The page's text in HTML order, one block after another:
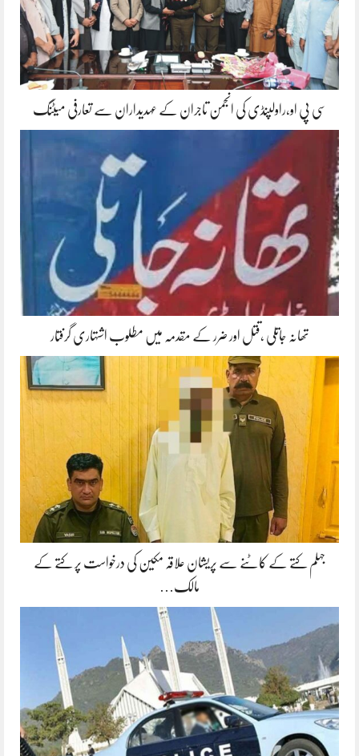
سی پی او،راولپنڈی کی انجمن تاجران کے عہدیداران سے تعارفی میٹنگ
تھانہ جاتلی ،قتل اور ضرر کے مقدمہ میں مطلوب اشتہاری گرفتار
جہلم کتے کے کاٹنے سے پریشان علاقہ مکین کی درخواست پر کتے کے
مالک…